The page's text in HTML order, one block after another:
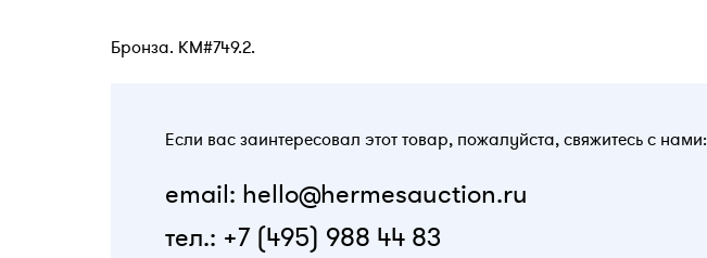
Бронза. КМ#749.2.
Если вас заинтересовал этот товар, пожалуйста, свяжитесь с нами:
email: hello@hermesauction.ru
тел.: +7 (495) 988 44 83